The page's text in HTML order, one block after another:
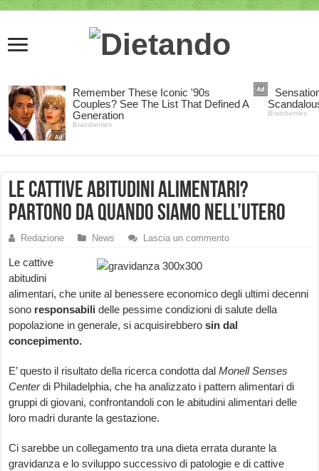
Le cattive abitudini alimentari?
Partono da quando siamo nell’utero
Redazione News Lascia un commento
Le cattive
abitudini
alimentari, che unite al benessere economico degli ultimi decenni
sono responsabilidelle pessime condizioni di salute della
popolazione in generale, si acquisirebberosin dal
concepimento.
E’ questo il risultato della ricerca condotta dalMonell Senses
Centerdi Philadelphia, che ha analizzato i pattern alimentari di
gruppi di giovani, confrontandoli con le abitudini alimentari delle
loro madri durante la gestazione.
Ci sarebbe un collegamento tra una dieta errata durante la
gravidanza e lo sviluppo successivo di patologie e di cattive